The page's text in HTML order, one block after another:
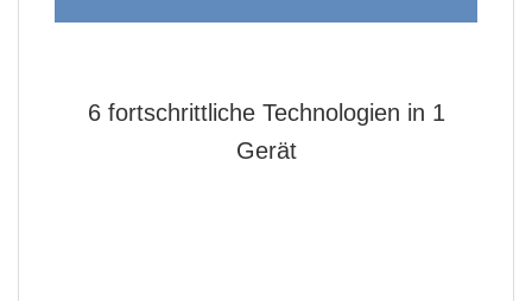
6 fortschrittliche Technologien in 1
Gerät